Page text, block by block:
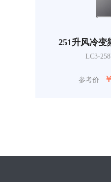
251升风冷变
LC3-
参考价 ￥